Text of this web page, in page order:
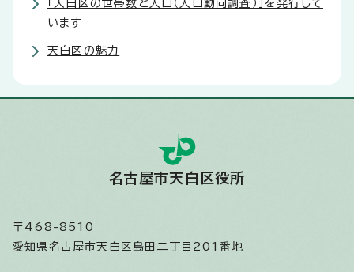
「天白区の世帯数と人口（人口動向調査）」を発行して
います
天白区の魅力
名古屋市天白区役所
〒468-8510
愛知県名古屋市天白区島田二丁目201番地